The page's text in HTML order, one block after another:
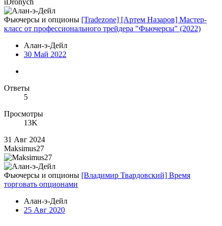
iDronych
Фьючерсы и опционы [Tradezone] [Артем Назаров] Мастер-
класс от профессионального трейдера "Фьючерсы" (2022)
Алан-э-Дейл
30 Май 2022
Ответы
5
Просмотры
13K
31 Авг 2024
Maksimus27
Фьючерсы и опционы [Владимир Твардовский] Время
торговать опционами
Алан-э-Дейл
25 Авг 2020